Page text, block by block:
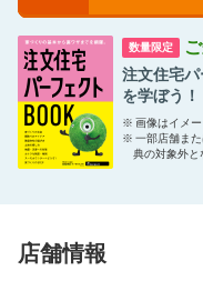
数量限定
注文住宅
を学ぼう！
※ 画像はイメ
※ 一部店舗ま
典の対象外と
店舗情報